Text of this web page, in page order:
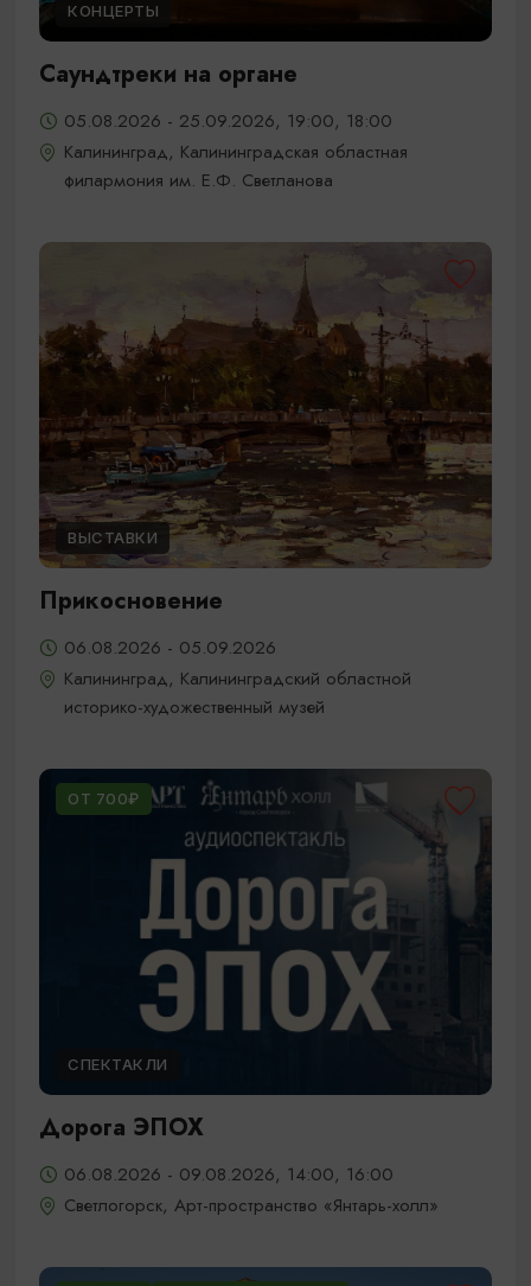
КОНЦЕРТЫ
Саундтреки на органе
05.08.2026 - 25.09.2026, 19:00, 18:00
Калининград, Калининградская областная
филармония им. Е.Ф. Светланова
ВЫСТАВКИ
Прикосновение
06.08.2026 - 05.09.2026
Калининград, Калининградский областной
историко-художественный музей
ОТ 700₽
СПЕКТАКЛИ
Дорога ЭПОХ
06.08.2026 - 09.08.2026, 14:00, 16:00
Светлогорск, Арт-пространство «Янтарь-холл»